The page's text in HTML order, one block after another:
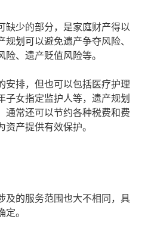
缺少的部分，是家庭财产得以
划可以避免遗产争夺风险、
、遗产贬值风险等。
安排，但也可以包括医疗护理
子女指定监护人等，遗产规划
通常还可以节约各种税费和费
产提供有效保护。
及的服务范围也大不相同，具
。